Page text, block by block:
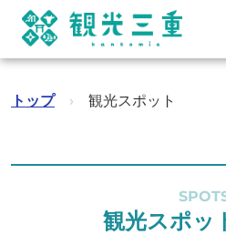
トップ › 観光スポット
観光スポッ